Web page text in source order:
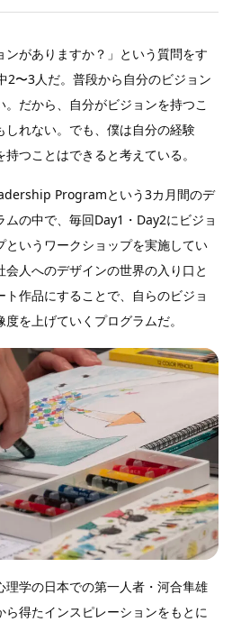
がありますか？」という質問をす
2〜3人だ。普段から自分のビジョン
だから、自分がビジョンを持つこ
しれない。でも、僕は自分の経験
つことはできると考えている。
Programという3カ月間のデ
の中で、毎回Day1・Day2にビジョ
というワークショップを実施してい
人へのデザインの世界の入り口と
ト作品にすることで、自らのビジョ
を上げていくプログラムだ。
理学の日本での第一人者・河合隼雄
得たインスピレーションをもとに